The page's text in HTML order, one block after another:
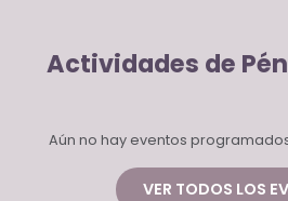
Actividades de
Aún no hay eventos
VER TODOS LOS